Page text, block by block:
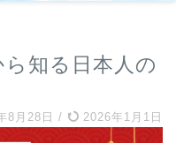
ら知る日本人の
8月28日 / 2026年1月1日